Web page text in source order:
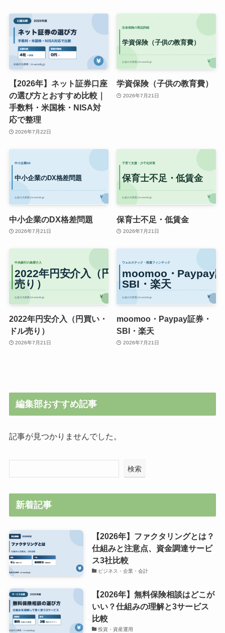
【2026年】ネット証券口座
の選び方とおすすめ比較｜
手数料・米国株・NISA対
応で整理
2026年7月22日
学資保険（子供の教育費）
2026年7月21日
中小企業のDX格差問題
2026年7月21日
保育士不足・低賃金
2026年7月21日
2022年円安介入（円買い・
ドル売り）
2026年7月21日
moomoo・Paypay証券・
SBI・楽天
2026年7月21日
編集部おすすめ記事
記事が見つかりませんでした。
検索
新着記事
【2026年】ファクタリングとは？
仕組みと注意点、資金調達サービ
ス3社比較
ビジネス・企業・会計
【2026年】無料保険相談はどこが
いい？仕組みの理解と3サービス
比較
投資・資産運用